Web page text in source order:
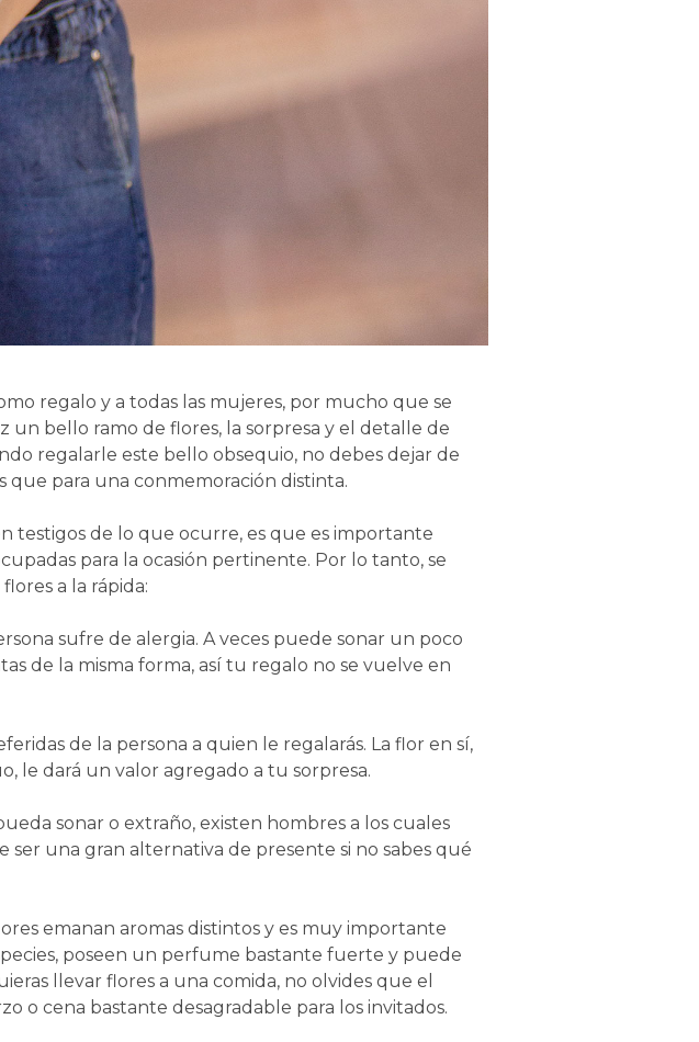
regalo y a todas las mujeres, por mucho que se
bello ramo de flores, la sorpresa y el detalle de
regalarle este bello obsequio, no debes dejar de
que para una conmemoración distinta.
testigos de lo que ocurre, es que es importante
para la ocasión pertinente. Por lo tanto, se
a la rápida:
sufre de alergia. A veces puede sonar un poco
de la misma forma, así tu regalo no se vuelve en
de la persona a quien le regalarás. La flor en sí,
le dará un valor agregado a tu sorpresa.
sonar o extraño, existen hombres a los cuales
una gran alternativa de presente si no sabes qué
emanan aromas distintos y es muy importante
poseen un perfume bastante fuerte y puede
llevar flores a una comida, no olvides que el
cena bastante desagradable para los invitados.